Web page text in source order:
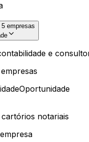
5 empresas
e
empresas
Oportunidade
notariais
empresa